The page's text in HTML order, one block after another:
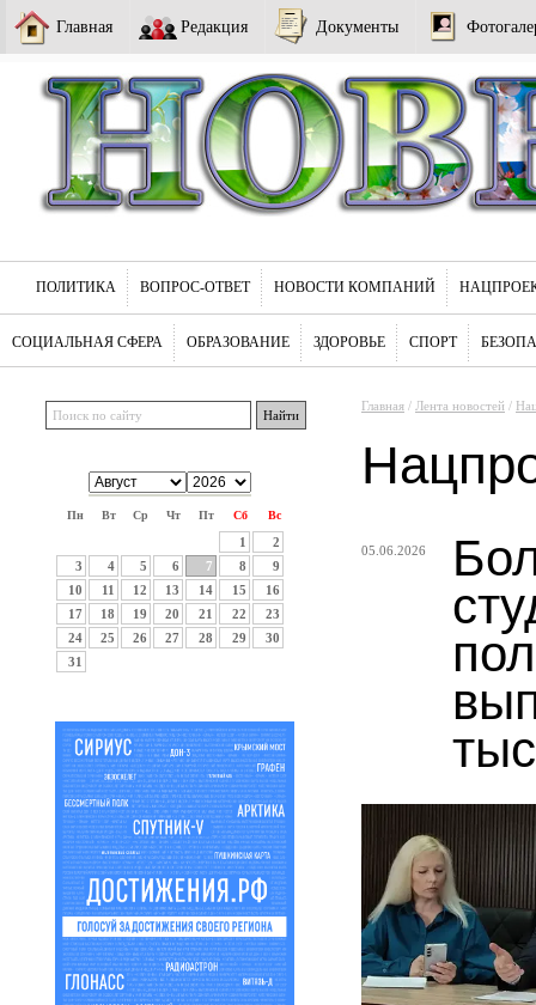
Главная Редакция Документы
ПОЛИТИКА ВОПРОС-ОТВЕТ НОВОСТИ КОМПАНИЙ
СОЦИАЛЬНАЯ СФЕРА ОБРАЗОВАНИЕ ЗДОРОВЬЕ СПОРТ
Пн Вт Ср Чт Пт Сб Вс
1
2
3
4 5 6 7 8
9
10
11 12 13 14 15
16
17
18 19 20 21 22
23
24
25 26 27 28 29
30
31
Главная / Лента новостей /
05.06.2026